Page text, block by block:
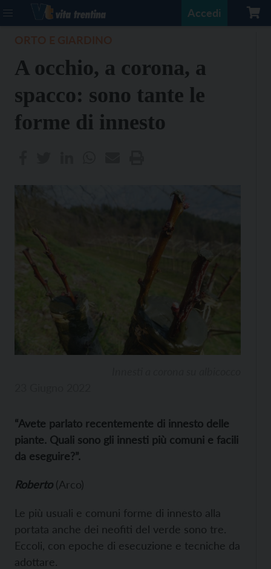
Accedi
A occhio, a corona, a
spacco: sono tante le
forme di innesto
“Avete parlato recentemente di innesto delle
piante. Quali sono gli innesti più comuni e facili
da eseguire?”.
Roberto (Arco)
Le più usuali e comuni forme di innesto alla
portata anche dei neofiti del verde sono tre.
Eccoli, con epoche di esecuzione e tecniche da
adottare.